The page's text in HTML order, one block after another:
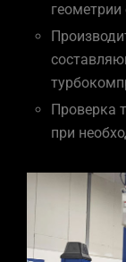
геометрии
Проверка
при